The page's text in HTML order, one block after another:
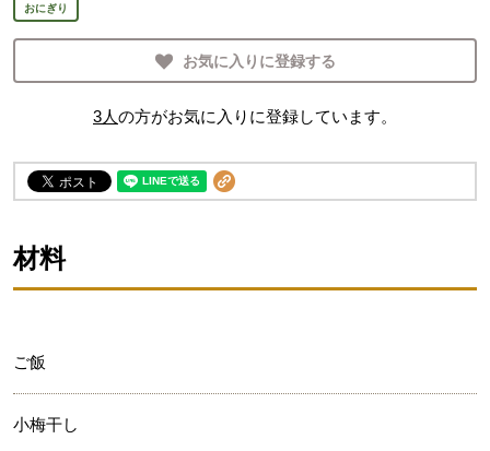
おにぎり
お気に入りに登録する
3人の方がお気に入りに登録しています。
材料
ご飯
小梅干し